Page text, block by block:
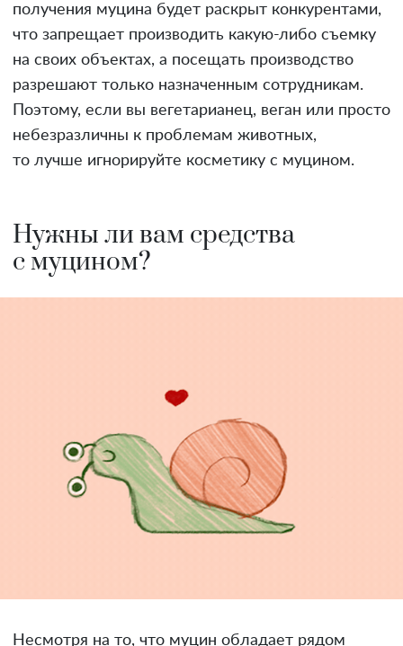
получения муцина будет раскрыт конкурентами,
что запрещает производить какую-либо съемку
на своих объектах, а посещать производство
разрешают только назначенным сотрудникам.
Поэтому, если вы вегетарианец, веган или просто
небезразличны к проблемам животных,
то лучше игнорируйте косметику с муцином.
Нужны ли вам средства
с муцином?
Несмотря на то, что муцин обладает рядом